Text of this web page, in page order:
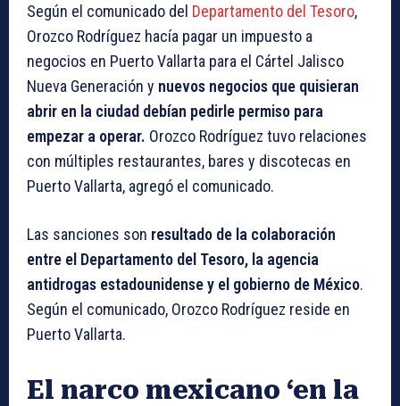
Según el comunicado del Departamento del Tesoro,
Orozco Rodríguez hacía pagar un impuesto a
negocios en Puerto Vallarta para el Cártel Jalisco
Nueva Generación y nuevos negocios que quisieran
abrir en la ciudad debían pedirle permiso para
empezar a operar. Orozco Rodríguez tuvo relaciones
con múltiples restaurantes, bares y discotecas en
Puerto Vallarta, agregó el comunicado.
Las sanciones son resultado de la colaboración
entre el Departamento del Tesoro, la agencia
antidrogas estadounidense y el gobierno de México.
Según el comunicado, Orozco Rodríguez reside en
Puerto Vallarta.
El narco mexicano ‘en la